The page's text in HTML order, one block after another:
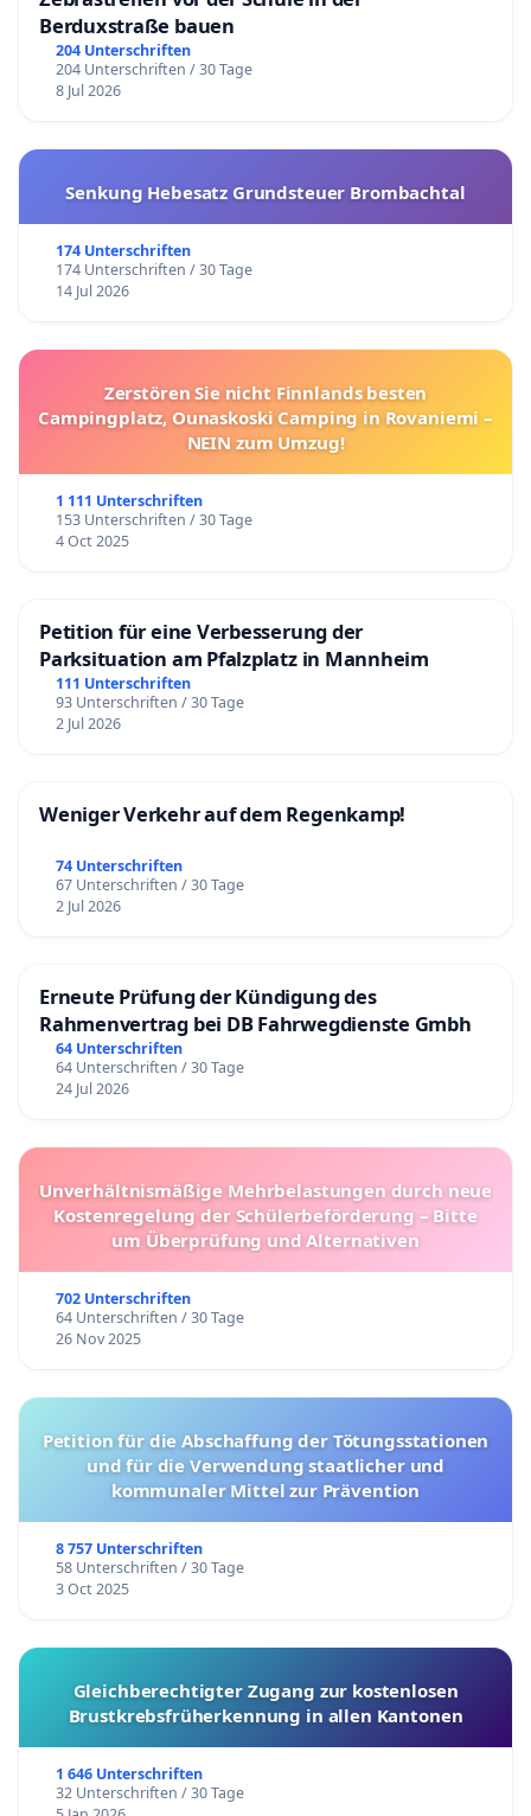
Berduxstraße bauen
204 Unterschriften
204 Unterschriften / 30 Tage
8 Jul 2026
Senkung Hebesatz Grundsteuer Brombachtal
174 Unterschriften
174 Unterschriften / 30 Tage
14 Jul 2026
Zerstören Sie nicht Finnlands besten
Campingplatz, Ounaskoski Camping in Rovaniemi –
NEIN zum Umzug!
1 111 Unterschriften
153 Unterschriften / 30 Tage
4 Oct 2025
Petition für eine Verbesserung der
Parksituation am Pfalzplatz in Mannheim
111 Unterschriften
93 Unterschriften / 30 Tage
2 Jul 2026
Weniger Verkehr auf dem Regenkamp!
74 Unterschriften
67 Unterschriften / 30 Tage
2 Jul 2026
Erneute Prüfung der Kündigung des
Rahmenvertrag bei DB Fahrwegdienste Gmbh
64 Unterschriften
64 Unterschriften / 30 Tage
24 Jul 2026
Unverhältnismäßige Mehrbelastungen durch neue
Kostenregelung der Schülerbeförderung – Bitte
um Überprüfung und Alternativen
702 Unterschriften
64 Unterschriften / 30 Tage
26 Nov 2025
Petition für die Abschaffung der Tötungsstationen
und für die Verwendung staatlicher und
kommunaler Mittel zur Prävention
8 757 Unterschriften
58 Unterschriften / 30 Tage
3 Oct 2025
Gleichberechtigter Zugang zur kostenlosen
Brustkrebsfrüherkennung in allen Kantonen
1 646 Unterschriften
32 Unterschriften / 30 Tage